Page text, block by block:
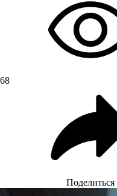
68
Поделиться